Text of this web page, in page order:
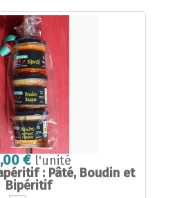
€ l'unité
: Pâté, Boudin et
Bipéritif